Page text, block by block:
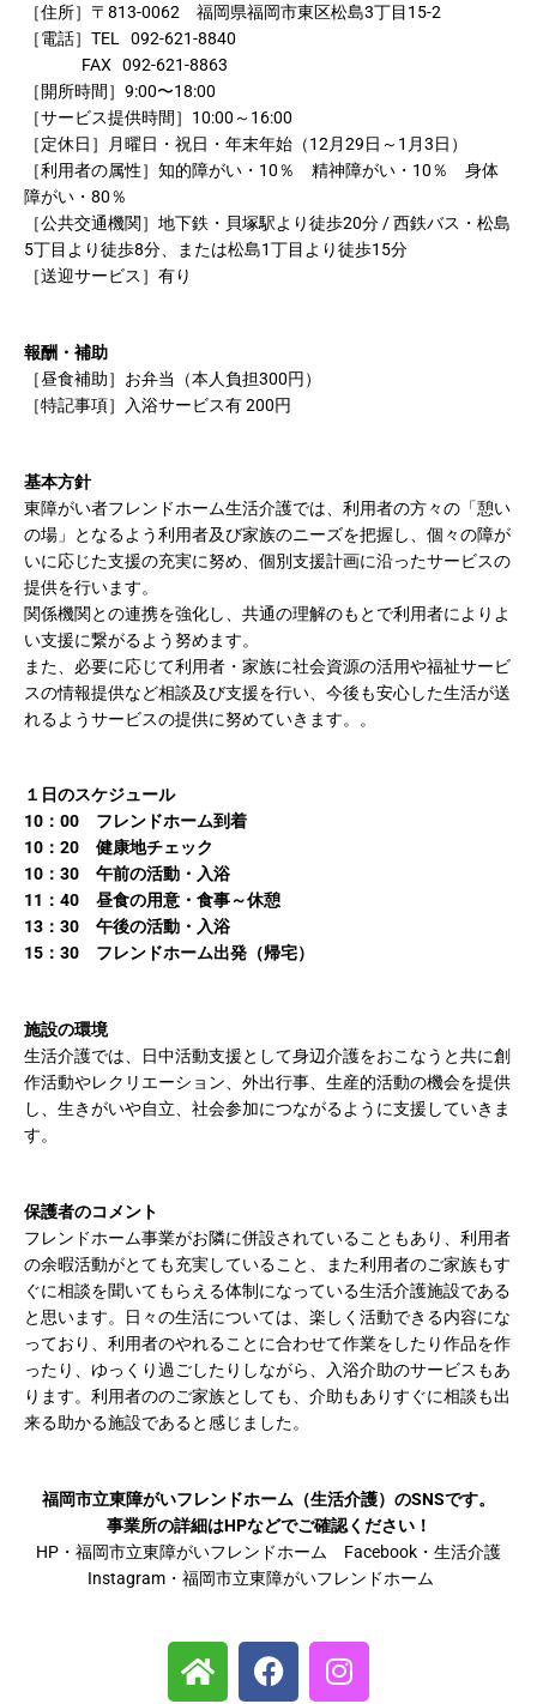
［住所］〒813-0062 福岡県福岡市東区松島3丁目15-2
［電話］TEL 092-621-8840
FAX 092-621-8863
［開所時間］9:00〜18:00
［サービス提供時間］10:00～16:00
［定休日］月曜日・祝日・年末年始（12月29日～1月3日）
［利用者の属性］知的障がい・10％ 精神障がい・10％ 身体
障がい・80％
［公共交通機関］地下鉄・貝塚駅より徒歩20分 / 西鉄バス・松島
5丁目より徒歩8分、または松島1丁目より徒歩15分
［送迎サービス］有り
報酬・補助
［昼食補助］お弁当（本人負担300円）
［特記事項］入浴サービス有 200円
基本方針
東障がい者フレンドホーム生活介護では、利用者の方々の「憩い
の場」となるよう利用者及び家族のニーズを把握し、個々の障が
いに応じた支援の充実に努め、個別支援計画に沿ったサービスの
提供を行います。
関係機関との連携を強化し、共通の理解のもとで利用者によりよ
い支援に繋がるよう努めます。
また、必要に応じて利用者・家族に社会資源の活用や福祉サービ
スの情報提供など相談及び支援を行い、今後も安心した生活が送
れるようサービスの提供に努めていきます。。
１日のスケジュール
10：00 フレンドホーム到着
10：20 健康地チェック
10：30 午前の活動・入浴
11：40 昼食の用意・食事～休憩
13：30 午後の活動・入浴
15：30 フレンドホーム出発（帰宅）
施設の環境
生活介護では、日中活動支援として身辺介護をおこなうと共に創
作活動やレクリエーション、外出行事、生産的活動の機会を提供
し、生きがいや自立、社会参加につながるように支援していきま
す。
保護者のコメント
フレンドホーム事業がお隣に併設されていることもあり、利用者
の余暇活動がとても充実していること、また利用者のご家族もす
ぐに相談を聞いてもらえる体制になっている生活介護施設である
と思います。日々の生活については、楽しく活動できる内容にな
っており、利用者のやれることに合わせて作業をしたり作品を作
ったり、ゆっくり過ごしたりしながら、入浴介助のサービスもあ
ります。利用者ののご家族としても、介助もありすぐに相談も出
来る助かる施設であると感じました。
福岡市立東障がいフレンドホーム（生活介護）のSNSです。
事業所の詳細はHPなどでご確認ください！
HP・福岡市立東障がいフレンドホーム Facebook・生活介護
Instagram・福岡市立東障がいフレンドホーム
H
o
F
a
I
n